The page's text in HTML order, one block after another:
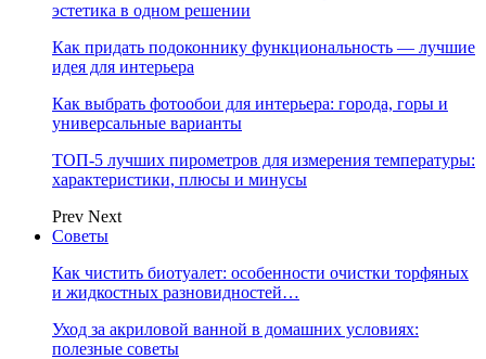
эстетика в одном решении
Как придать подоконнику функциональность — лучшие
идея для интерьера
Как выбрать фотообои для интерьера: города, горы и
универсальные варианты
ТОП-5 лучших пирометров для измерения температуры:
характеристики, плюсы и минусы
Prev Next
Советы
Как чистить биотуалет: особенности очистки торфяных
и жидкостных разновидностей…
Уход за акриловой ванной в домашних условиях:
полезные советы